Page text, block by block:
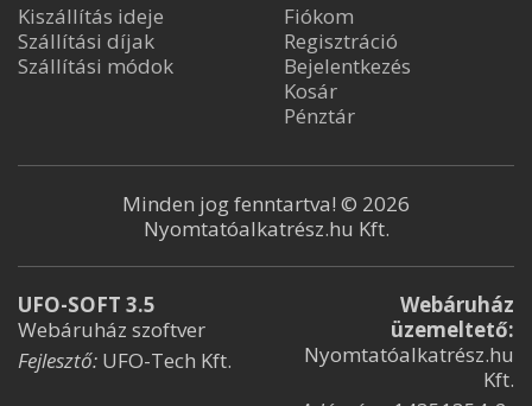
Kiszállítás ideje
Szállítási díjak
Szállítási módok
Fiókom
Regisztráció
Bejelentkezés
Kosár
Pénztár
Minden jog fenntartva! © 2026
Nyomtatóalkatrész.hu Kft.
UFO-SOFT 3.5
Webáruház szoftver
Fejlesztő: UFO-Tech Kft.
Webáruház
üzemeltető:
Nyomtatóalkatrész.hu
Kft.